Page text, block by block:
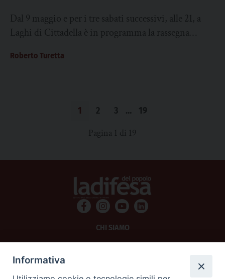
Dal 9 maggio e per i tre sabati successivi, alle 21, a
Laghi di Cittadella è in programma la rassegna
Roberto Turetta
1 2 3 … 19
Pagina 1 di 19
CHI SIAMO
Informativa